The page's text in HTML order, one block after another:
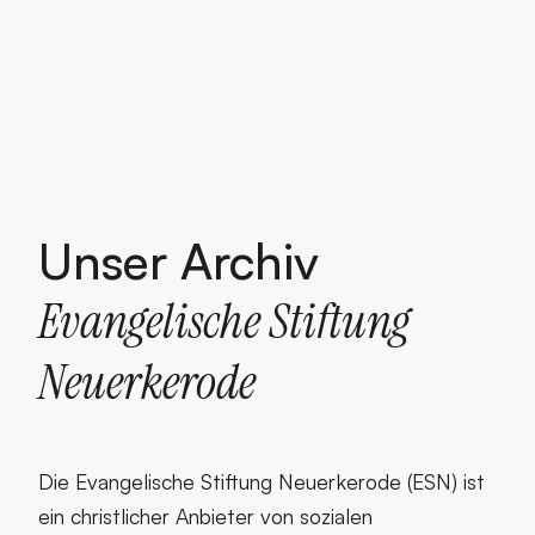
Unser Archiv
Unser Archiv
Evangelische Stiftung
Neuerkerode
Die Evangelische Stiftung Neuerkerode (ESN) ist
ein christlicher Anbieter von sozialen